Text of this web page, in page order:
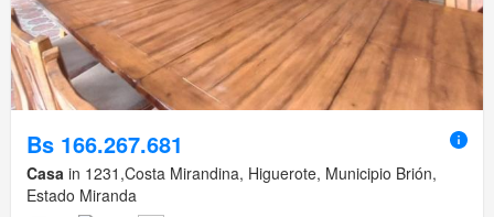
Bs 166.267.681
Casa in 1231,Costa Mirandina, Higuerote, Municipio Brión,
Estado Miranda